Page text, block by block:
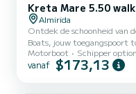
Kreta Mare 5.50
Almirida
Ontdek de schoonheid van
Boats, jouw toegangspoort
pittoreske haven van
comfortabele boten en hijs
Motorboot Schipper
vanaf $173,13